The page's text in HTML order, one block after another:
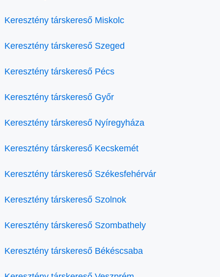
Keresztény társkereső Miskolc
Keresztény társkereső Szeged
Keresztény társkereső Pécs
Keresztény társkereső Győr
Keresztény társkereső Nyíregyháza
Keresztény társkereső Kecskemét
Keresztény társkereső Székesfehérvár
Keresztény társkereső Szolnok
Keresztény társkereső Szombathely
Keresztény társkereső Békéscsaba